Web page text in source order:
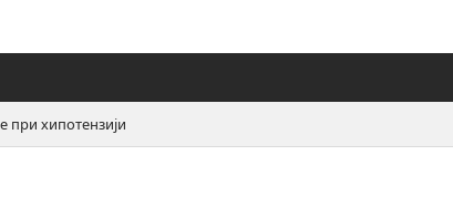
хипотензији